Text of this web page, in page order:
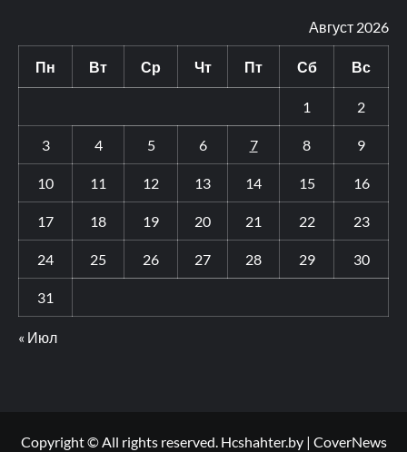
Август 2026
Пн Вт Ср Чт Пт Сб Вс
1 2
3 4 5 6 7 8 9
10 11 12 13 14 15 16
17 18 19 20 21 22 23
24 25 26 27 28 29 30
31
« Июл
Copyright © All rights reserved. Hcshahter.by | CoverNews